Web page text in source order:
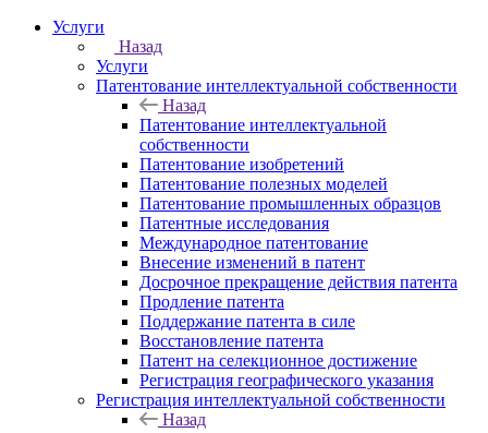
Услуги
Назад
Услуги
Патентование интеллектуальной собственности
Назад
Патентование интеллектуальной
собственности
Патентование изобретений
Патентование полезных моделей
Патентование промышленных образцов
Патентные исследования
Международное патентование
Внесение изменений в патент
Досрочное прекращение действия патента
Продление патента
Поддержание патента в силе
Восстановление патента
Патент на селекционное достижение
Регистрация географического указания
Регистрация интеллектуальной собственности
Назад